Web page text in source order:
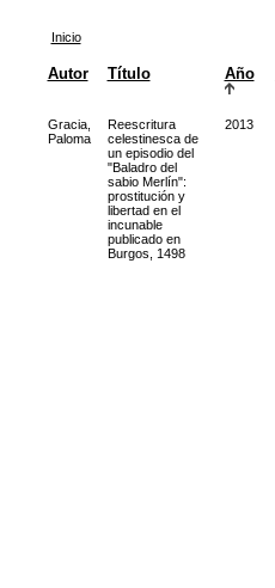
Inicio
Autor Título Año
Gracia,
Paloma
Reescritura
celestinesca de
un episodio del
"Baladro del
sabio Merlín":
prostitución y
libertad en el
incunable
publicado en
Burgos, 1498
2013